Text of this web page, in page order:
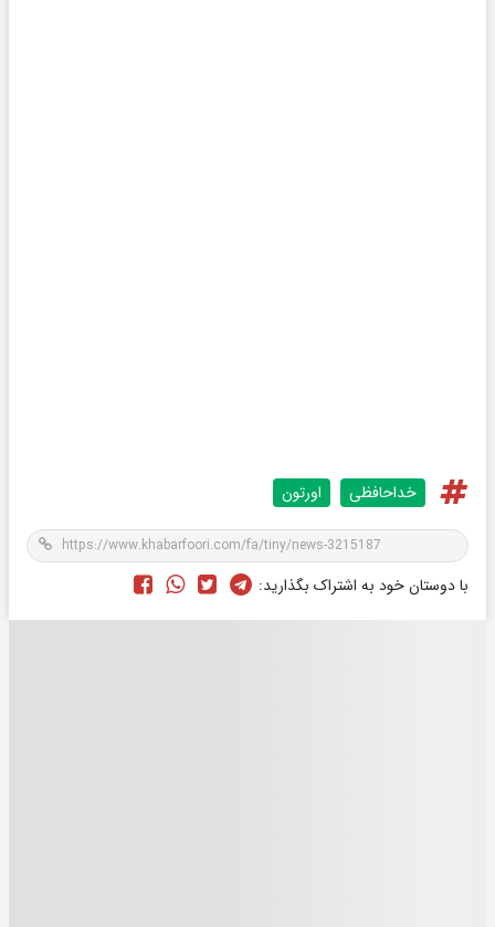
خداحافظی اورتون
با دوستان خود به اشتراک بگذارید: